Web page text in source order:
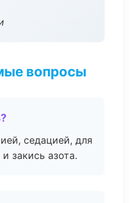
вопросы
седацией, для
закись азота.